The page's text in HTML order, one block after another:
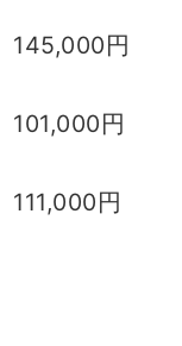
145,000円
101,000円
111,000円